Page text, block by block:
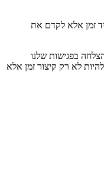
זמן אלא לקדם את
בפגישות שלנו
לא רק קיצור זמן אלא